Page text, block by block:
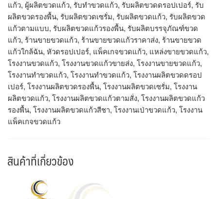
แก้ว, ผู้ผลิตขวดแก้ว, รับทำขวดแก้ว, รับผลิตขวดดรอปเปอร์, รับ
ผลิตขวดรองพื้น, รับผลิตขวดเซรั่ม, รับผลิตขวดแก้ว, รับผลิตขวด
แก้วตามแบบ, รับผลิตขวดแก้วรองพื้น, รับผลิตบรรจุภัณฑ์ขวด
แก้ว, ร้านขายขวดแก้ว, ร้านขายขวดแก้วราคาส่ง, ร้านขายขวด
แก้วใกล้ฉัน, หัวดรอปเปอร์, แพ็คเกจขวดแก้ว, แหล่งขายขวดแก้ว,
โรงงานขวดแก้ว, โรงงานขวดแก้วขายส่ง, โรงงานขายขวดแก้ว,
โรงงานทำขวดแก้ว, โรงงานทําขวดแก้ว, โรงงานผลิตขวดดรอป
เปอร์, โรงงานผลิตขวดรองพื้น, โรงงานผลิตขวดเซรั่ม, โรงงาน
ผลิตขวดแก้ว, โรงงานผลิตขวดแก้วตามสั่ง, โรงงานผลิตขวดแก้ว
รองพื้น, โรงงานผลิตขวดแก้วสีชา, โรงงานเป่าขวดแก้ว, โรงงาน
แพ็คเกจขวดแก้ว
สินค้าที่เกี่ยวข้อง